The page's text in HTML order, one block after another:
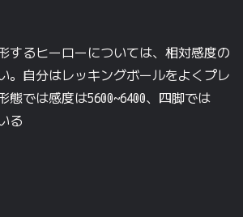
するヒーローについては、相対感度の
。自分はレッキングボールをよくプレ
態では感度は5600~6400、四脚では
る